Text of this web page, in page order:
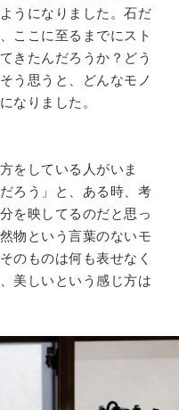
うになりました。石だ
ここに至るまでにスト
きたんだろうか？どう
う思うと、どんなモノ
なりました。
をしている人がいま
ろう」と、ある時、考
を映してるのだと思っ
物という言葉のないモ
のものは何も表せなく
美しいという感じ方は